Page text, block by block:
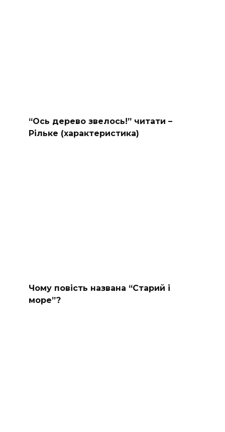
“Ось дерево звелось!” читати –
Рільке (характеристика)
Чому повість названа “Старий і
море”?